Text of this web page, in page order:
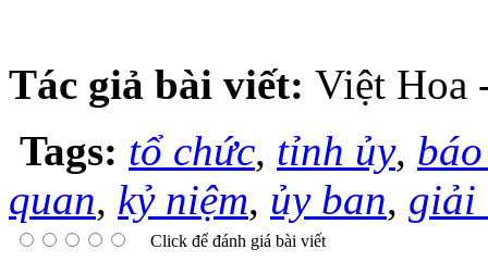
Tác giả bài viết: ​​​​​​​Việt Hoa
Tags: tổ chức, tỉnh ủy,
quan, kỷ niệm, ủy ban, giải
Click để đánh giá bài viết